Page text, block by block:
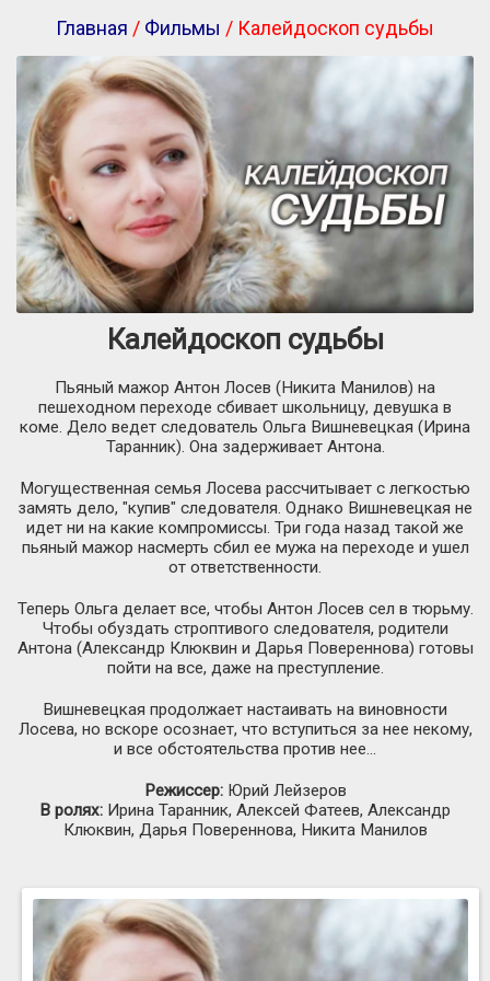
Главная / Фильмы / Калейдоскоп судьбы
Калейдоскоп судьбы
Пьяный мажор Антон Лосев (Никита Манилов) на
пешеходном переходе сбивает школьницу, девушка в
коме. Дело ведет следователь Ольга Вишневецкая (Ирина
Таранник). Она задерживает Антона.
Могущественная семья Лосева рассчитывает с легкостью
замять дело, "купив" следователя. Однако Вишневецкая не
идет ни на какие компромиссы. Три года назад такой же
пьяный мажор насмерть сбил ее мужа на переходе и ушел
от ответственности.
Теперь Ольга делает все, чтобы Антон Лосев сел в тюрьму.
Чтобы обуздать строптивого следователя, родители
Антона (Александр Клюквин и Дарья Повереннова) готовы
пойти на все, даже на преступление.
Вишневецкая продолжает настаивать на виновности
Лосева, но вскоре осознает, что вступиться за нее некому,
и все обстоятельства против нее…
Режиссер:Юрий Лейзеров
В ролях: Ирина Таранник, Алексей Фатеев, Александр
Клюквин, Дарья Повереннова, Никита Манилов